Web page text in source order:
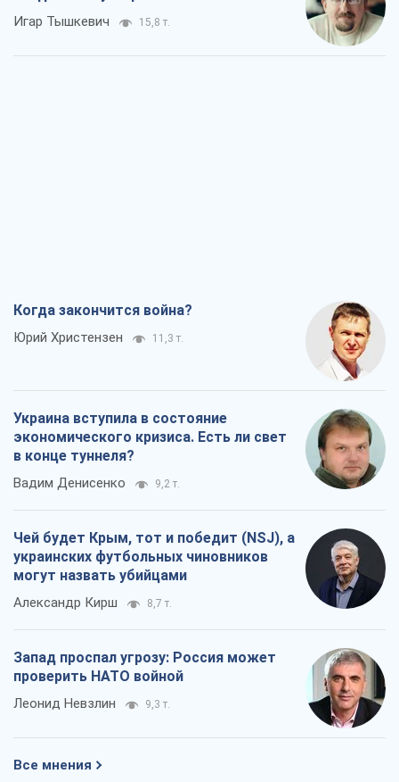
Игар Тышкевич 15,8 т.
Когда закончится война?
Юрий Христензен 11,3 т.
Украина вступила в состояние
экономического кризиса. Есть ли свет
в конце туннеля?
Вадим Денисенко 9,2 т.
Чей будет Крым, тот и победит (NSJ), а
украинских футбольных чиновников
могут назвать убийцами
Александр Кирш 8,7 т.
Запад проспал угрозу: Россия может
проверить НАТО войной
Леонид Невзлин 9,3 т.
Все мнения